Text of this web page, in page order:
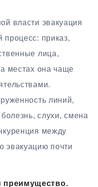
власти эвакуация
процесс: приказ,
лица,
местах она чаще
линий,
слухи, смена
между
эвакуацию почти
преимущество.